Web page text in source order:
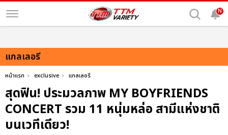
N
แกลเลอรี
หน้าแรก exclusive แกลเลอรี
สุดฟิน! ประมวลภาพ MY BOYFRIENDS
CONCERT รวม 11 หนุ่มหล่อ สามีแห่งชาติ
บนเวทีเดียว!